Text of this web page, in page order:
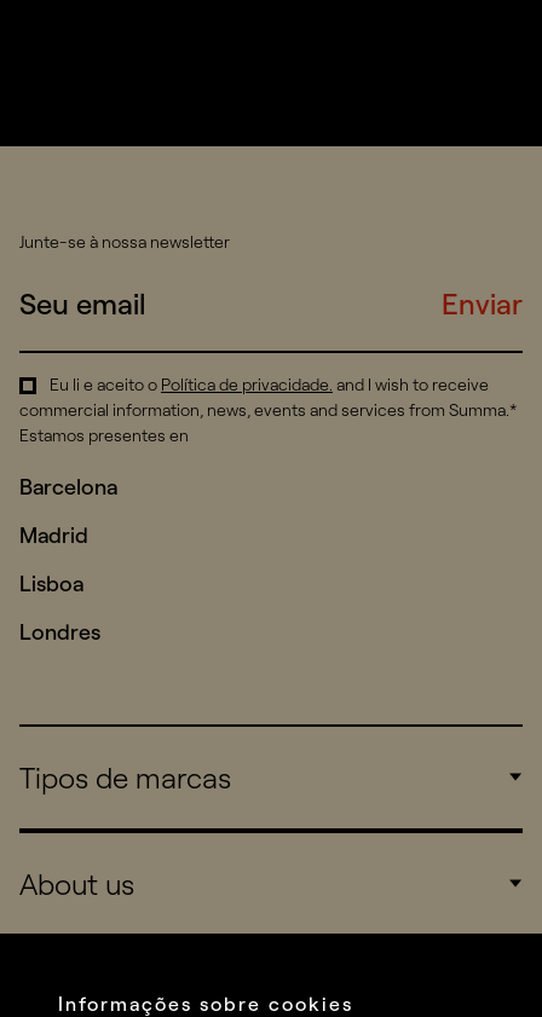
Junte-se à nossa newsletter
Enviar
Eu li e aceito o Política de privacidade. and I wish to receive
commercial information, news, events and services from Summa.*
Estamos presentes en
Barcelona
Madrid
Lisboa
Londres
Tipos de marcas
Consumers
Startups
About us
Services
Informações sobre cookies